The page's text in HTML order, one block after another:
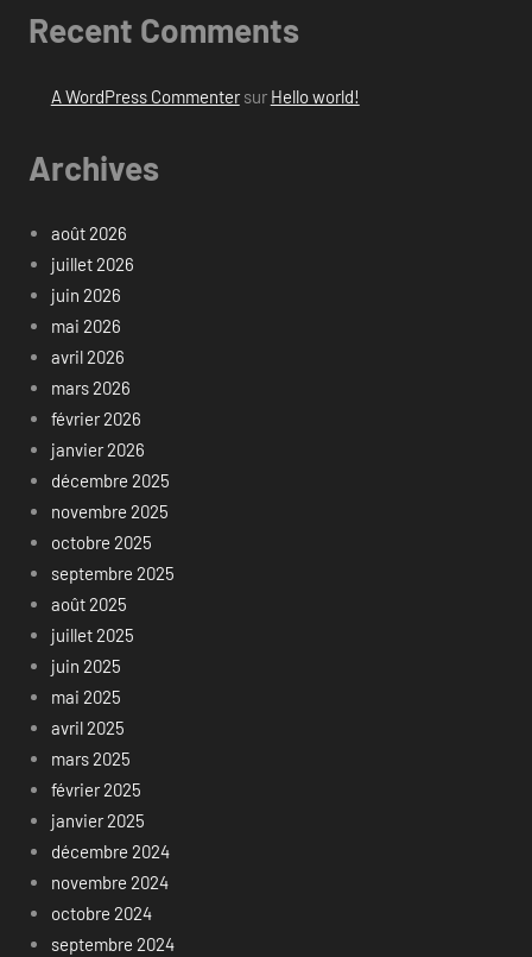
Recent Comments
A WordPress Commentersur Hello world!
Archives
août 2026
juillet 2026
juin 2026
mai 2026
avril 2026
mars 2026
février 2026
janvier 2026
décembre 2025
novembre 2025
octobre 2025
septembre 2025
août 2025
juillet 2025
juin 2025
mai 2025
avril 2025
mars 2025
février 2025
janvier 2025
décembre 2024
novembre 2024
octobre 2024
septembre 2024